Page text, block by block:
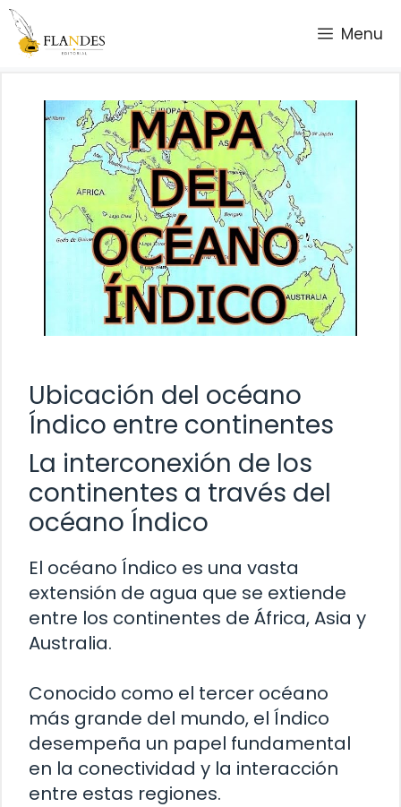
Saltar
contenido
Menu
Ubicación del océano
Índico entre continentes
La interconexión de los
continentes a través del
océano Índico
El océano Índico es una vasta
extensión de agua que se extiende
entre los continentes de África, Asia y
Australia.
Conocido como el tercer océano
más grande del mundo, el Índico
desempeña un papel fundamental
en la conectividad y la interacción
entre estas regiones.